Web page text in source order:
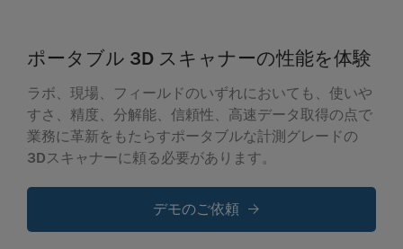
ポータブル 3D スキャナーの性能を体験
ラボ、現場、フィールドのいずれにおいても、使いや
すさ、精度、分解能、信頼性、高速データ取得の点で
業務に革新をもたらすポータブルな計測グレードの
3Dスキャナーに頼る必要があります。
デモのご依頼